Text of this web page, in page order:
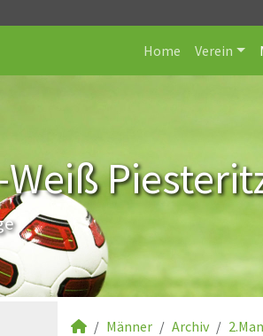
Home Verein
Männer Archiv